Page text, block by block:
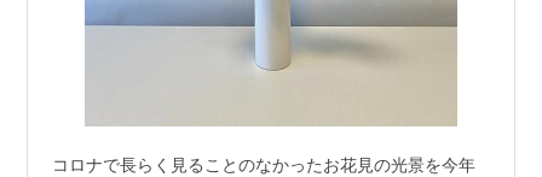
コロナで長らく見ることのなかったお花見の光景を今年